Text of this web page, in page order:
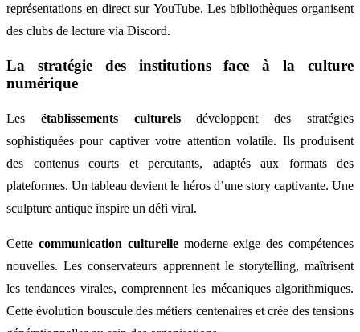
représentations en direct sur YouTube. Les bibliothèques organisent
des clubs de lecture via Discord.
La stratégie des institutions face à la culture
numérique
Les établissements culturelsdéveloppent des stratégies
sophistiquées pour captiver votre attention volatile. Ils produisent
des contenus courts et percutants, adaptés aux formats des
plateformes. Un tableau devient le héros d’une story captivante. Une
sculpture antique inspire un défi viral.
Cette communication culturellemoderne exige des compétences
nouvelles. Les conservateurs apprennent le storytelling, maîtrisent
les tendances virales, comprennent les mécaniques algorithmiques.
Cette évolution bouscule des métiers centenaires et crée des tensions